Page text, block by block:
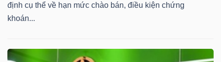
định cụ thể về hạn mức chào bán, điều kiện chứng
khoán...
TIÊU
THIẾT